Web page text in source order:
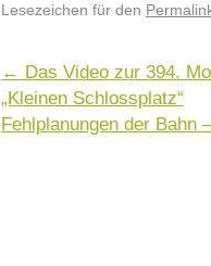
Lesezeichen für den
← Das Video zur 394.
„Kleinen Schlossplatz“
Fehlplanungen der